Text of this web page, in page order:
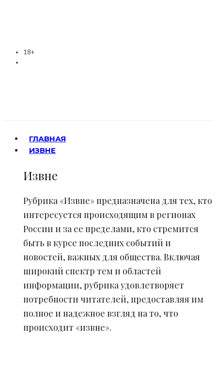
18+
ГЛАВНАЯ
ИЗВНЕ
Извне
Рубрика «Извне» предназначена для тех, кто
интересуется происходящим в регионах
России и за ее пределами, кто стремится
быть в курсе последних событий и
новостей, важных для общества. Включая
широкий спектр тем и областей
информации, рубрика удовлетворяет
потребности читателей, предоставляя им
полное и надежное взгляд на то, что
происходит «извне».